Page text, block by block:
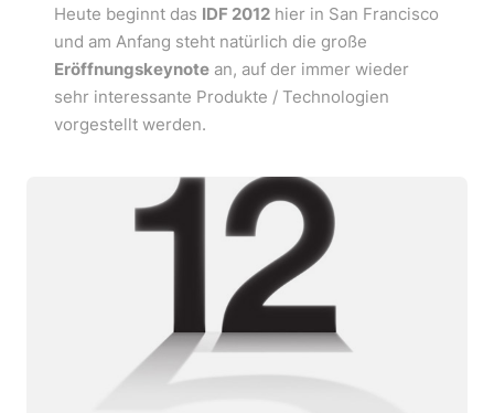
Heute beginnt das IDF 2012hier in San Francisco
und am Anfang steht natürlich die große
Eröffnungskeynotean, auf der immer wieder
sehr interessante Produkte / Technologien
vorgestellt werden.